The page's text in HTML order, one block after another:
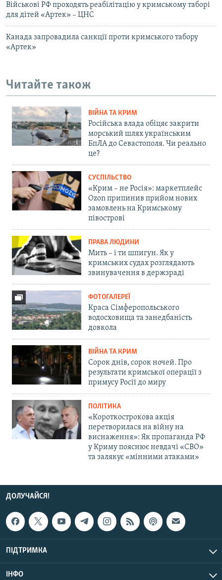
Військові РФ проходять реабілітацію у кримському таборі
для дітей «Артек» – ЦНС
Канада запровадила санкції проти кримського табору
«Артек»
Читайте також
ВІЙНА ТА КРИМ
Російська влада обіцяє закрити
морський шлях українським
БпЛА до Севастополя. Чи реально
це?
СУСПІЛЬСТВО
«Крим – не Росія»: маркетплейс
Ozon припинив прийом нових
замовлень на Кримському
півострові
ПРАВА ЛЮДИНИ
Мить – і ти шпигун. Як у
кримських судах розглядають
звинувачення в держзраді
ФОТОГАЛЕРЕЇ
Краса Сімферопольського
водосховища та занедбаність
довкола
ВІЙНА ТА КРИМ
Сорок днів, сорок ночей. Про
результати кримської операції з
примусу Росії до миру
ПОЛІТИКА
«Короткострокова акція
перетворилася на війну на
виснаження»: Як пропаганда РФ
у Криму пояснює невдачі «СВО»
та залякує «мінними атаками»
ДОЛУЧАЙСЯ!
ПІДТРИМКА
ІНФО